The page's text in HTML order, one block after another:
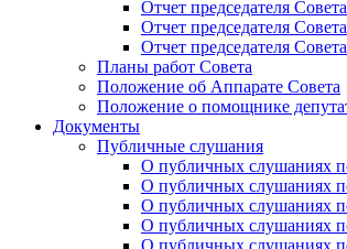
Отчет председателя
Отчет председателя
Отчет председателя
Планы работ Совета
Положение об Аппарате Совета
Положение о помощнике
Документы
Публичные слушания
О публичных слушаниях
О публичных слушаниях
О публичных слушаниях
О публичных слушаниях
О публичных слушаниях